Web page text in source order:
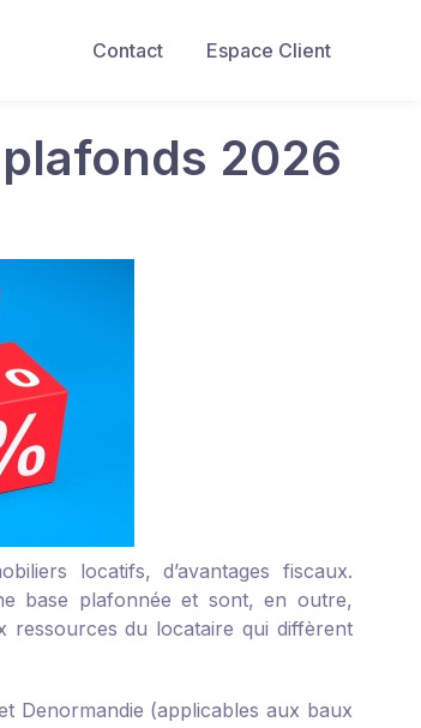
Contact
Espace Client
2026
locatifs, d’avantages fiscaux.
base plafonnée et sont, en outre,
ressources du locataire qui diffèrent
Denormandie (applicables aux baux